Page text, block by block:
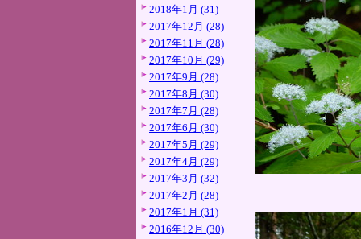
2018年1月 (31)
2017年12月 (28)
2017年11月 (28)
2017年10月 (29)
2017年9月 (28)
2017年8月 (30)
2017年7月 (28)
2017年6月 (30)
2017年5月 (29)
2017年4月 (29)
2017年3月 (32)
2017年2月 (28)
2017年1月 (31)
2016年12月 (30)